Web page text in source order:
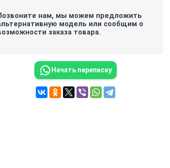
нам, мы можем предложить
модель или сообщим о
заказа товара.
Начать переписку